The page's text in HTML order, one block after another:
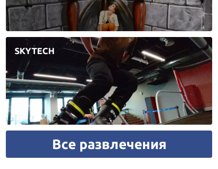
SKYTECH
Все развлечения